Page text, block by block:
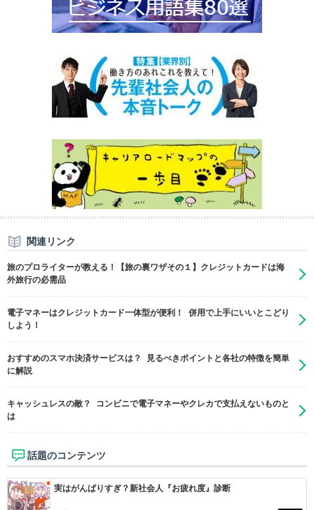
関連リンク
旅のプロライターが教える！【旅の裏ワザその１】クレジットカードは海
外旅行の必需品
電子マネーはクレジットカード一体型が便利！ 併用で上手にいいとこどり
しよう！
おすすめのスマホ決済サービスは？ 見るべきポイントと各社の特徴を簡単
に解説
キャッシュレスの敵？ コンビニで電子マネーやクレカで支払えないものと
は
話題のコンテンツ
実はがんばりすぎ？新社会人『お疲れ度』診断